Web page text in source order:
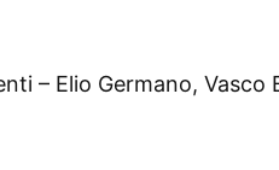
– Elio Germano, Vasco